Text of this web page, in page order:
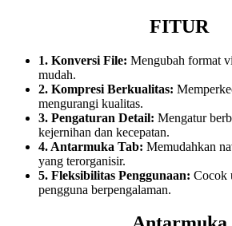
FITUR
1. Konversi File: Mengubah format
mudah.
2. Kompresi Berkualitas:
mengurangi kualitas.
3. Pengaturan Detail: Mengatur
kejernihan dan kecepatan.
4. Antarmuka Tab: Memudahkan
yang terorganisir.
5. Fleksibilitas Penggunaan: Cocok
pengguna berpengalaman.